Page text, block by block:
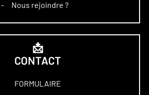
– Nous rejoindre ?
📩
CONTACT
FORMULAIRE